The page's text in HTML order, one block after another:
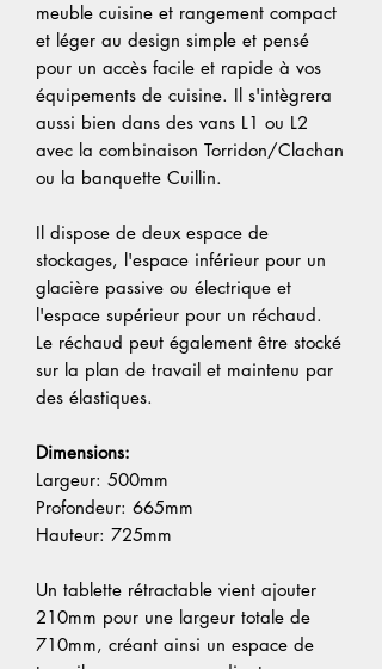
meuble cuisine et rangement compact
et léger au design simple et pensé
pour un accès facile et rapide à vos
équipements de cuisine. Il s'intègrera
aussi bien dans des vans L1 ou L2
avec la combinaison Torridon/Clachan
ou la banquette Cuillin.
Il dispose de deux espace de
stockages, l'espace inférieur pour un
glacière passive ou électrique et
l'espace supérieur pour un réchaud.
Le réchaud peut également être stocké
sur la plan de travail et maintenu par
des élastiques.
Dimensions:
Largeur: 500mm
Profondeur: 665mm
Hauteur: 725mm
Un tablette rétractable vient ajouter
210mm pour une largeur totale de
710mm, créant ainsi un espace de